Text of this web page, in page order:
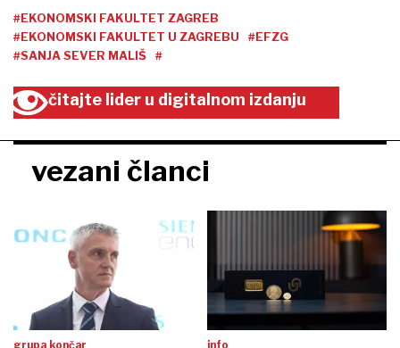
#EKONOMSKI FAKULTET ZAGREB
#EKONOMSKI FAKULTET U ZAGREBU
#EFZG
#SANJA SEVER MALIŠ
#
čitajte lider u digitalnom izdanju
vezani članci
grupa končar info